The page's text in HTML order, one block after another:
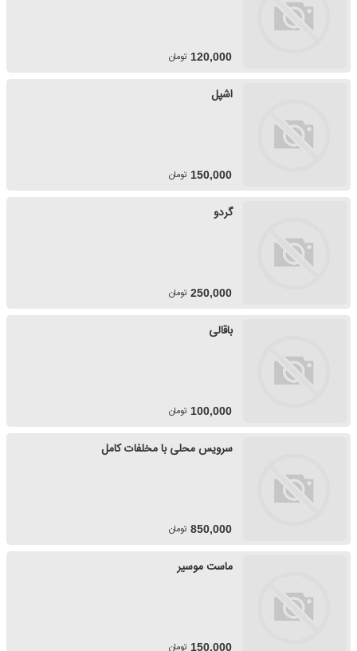
120,000 تومان
اشپل
150,000 تومان
گردو
250,000 تومان
باقالی
100,000 تومان
سرویس محلی با مخلفات کامل
850,000 تومان
ماست موسیر
150,000 تومان